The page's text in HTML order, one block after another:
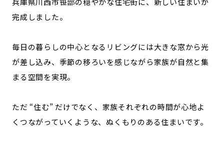
完成しました。
毎日の暮らしの中心となるリビングには大きな窓から光
が差し込み、季節の移ろいを感じながら家族が自然と集
まる空間を実現。
ただ “住む” だけでなく、家族それぞれの時間が心地よ
くつながっていくような、ぬくもりのある住まいです。